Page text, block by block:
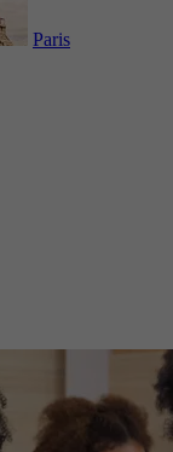
Paris